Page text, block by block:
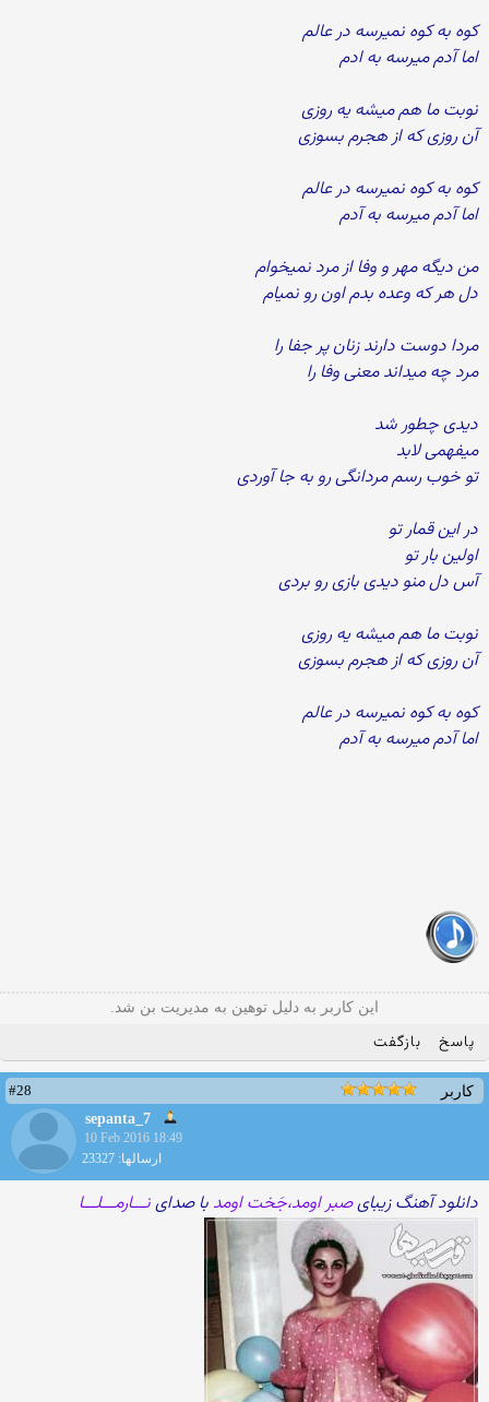
کوه به کوه نمیرسه در عالم
اما آدم میرسه به ادم
نوبت ما هم میشه یه روزی
آن روزی که از هجرم بسوزی
کوه به کوه نمیرسه در عالم
اما آدم میرسه به آدم
من دیگه مهر و وفا از مرد نمیخوام
دل هر که وعده بدم اون رو نمیام
مردا دوست دارند زنان پر جفا را
مرد چه میداند معنی وفا را
دیدی چطور شد
میفهمی لابد
تو خوب رسم مردانگی رو به جا آوردی
در این قمار تو
اولین بار تو
آس دل منو دیدی بازی رو بردی
نوبت ما هم میشه یه روزی
آن روزی که از هجرم بسوزی
کوه به کوه نمیرسه در عالم
اما آدم میرسه به آدم
این کاربر به دلیل توهین به مدیریت بن شد.
پاسخ بازگفت
کاربر
#28
sepanta_7
10 Feb 2016 18:49
ارسالها: 23327
دانلود آهنگ زیبایصبر اومد،جَخت اومد با صداینـــارمـــلـــا